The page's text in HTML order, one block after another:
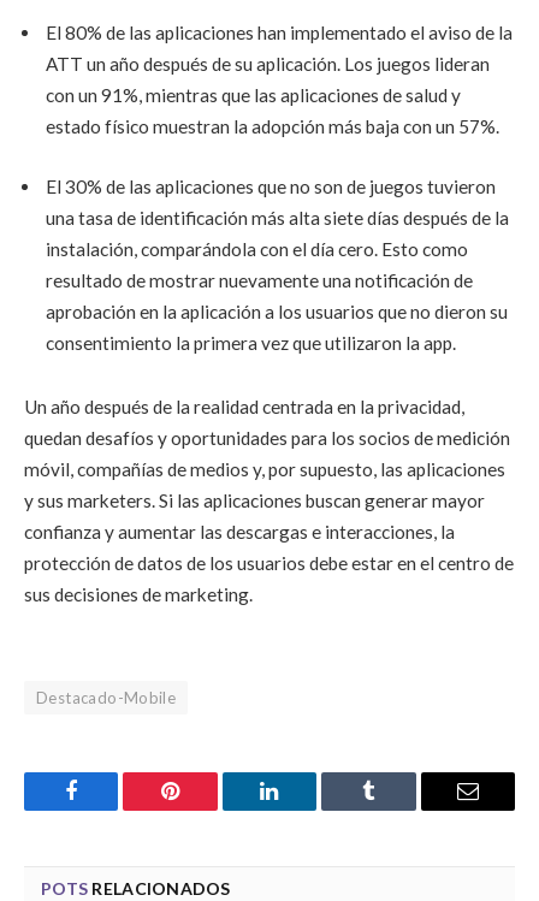
El 80% de las aplicaciones han implementado el aviso de la
ATT un año después de su aplicación. Los juegos lideran
con un 91%, mientras que las aplicaciones de salud y
estado físico muestran la adopción más baja con un 57%.
El 30% de las aplicaciones que no son de juegos tuvieron
una tasa de identificación más alta siete días después de la
instalación, comparándola con el día cero. Esto como
resultado de mostrar nuevamente una notificación de
aprobación en la aplicación a los usuarios que no dieron su
consentimiento la primera vez que utilizaron la app.
Un año después de la realidad centrada en la privacidad,
quedan desafíos y oportunidades para los socios de medición
móvil, compañías de medios y, por supuesto, las aplicaciones
y sus marketers. Si las aplicaciones buscan generar mayor
confianza y aumentar las descargas e interacciones, la
protección de datos de los usuarios debe estar en el centro de
sus decisiones de marketing.
Destacado-Mobile
Facebook Pinterest LinkedIn Tumblr Email
POTS RELACIONADOS